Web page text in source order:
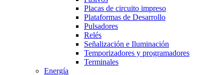
Placas de circuito impreso
Plataformas de Desarrollo
Pulsadores
Relés
Señalización e Iluminación
Temporizadores y programadores
Terminales
Energía